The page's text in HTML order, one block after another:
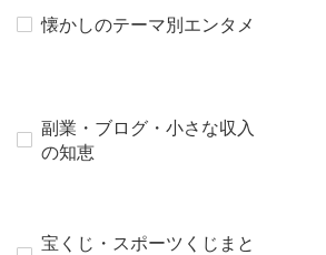
懐かしのテーマ別エンタメ
副業・ブログ・小さな収入
の知恵
宝くじ・スポーツくじまと